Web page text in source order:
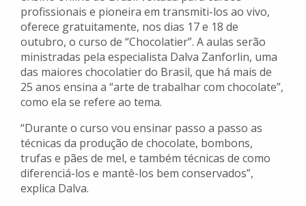
profissionais e pioneira em transmiti-los ao vivo,
oferece gratuitamente, nos dias 17 e 18 de
outubro, o curso de “Chocolatier”. A aulas serão
ministradas pela especialista Dalva Zanforlin, uma
das maiores chocolatier do Brasil, que há mais de
25 anos ensina a “arte de trabalhar com chocolate”,
como ela se refere ao tema.
“Durante o curso vou ensinar passo a passo as
técnicas da produção de chocolate, bombons,
trufas e pães de mel, e também técnicas de como
diferenciá-los e mantê-los bem conservados”,
explica Dalva.